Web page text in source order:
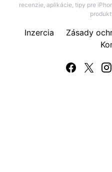
recenzie, aplikácie, tipy pre
Inzercia
Zásady